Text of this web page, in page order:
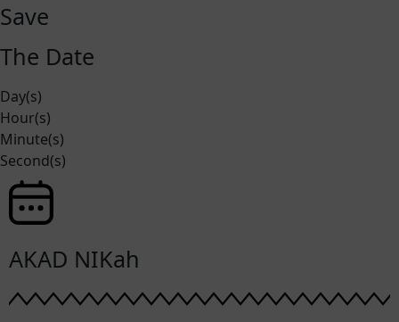
Save
The Date
Day(s)
Hour(s)
Minute(s)
Second(s)
AKAD NIKah